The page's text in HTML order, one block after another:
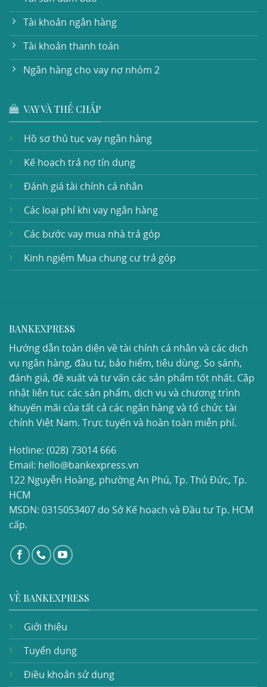
Tài khoản ngân hàng
Tài khoản thanh toán
Ngân hàng cho vay nợ nhóm 2
VAY VÀ THẾ CHẤP
Hồ sơ thủ tục vay ngân hàng
Kế hoạch trả nợ tín dụng
Đánh giá tài chính cá nhân
Các loại phí khi vay ngân hàng
Các bước vay mua nhà trả góp
Kinh ngiệm Mua chung cư trả góp
BANKEXPRESS
Hướng dẫn toàn diện về tài chính cá nhân và các dịch
vụ ngân hàng, đầu tư, bảo hiểm, tiêu dùng. So sánh,
đánh giá, đề xuất và tư vấn các sản phẩm tốt nhất. Cập
nhật liên tục các sản phẩm, dịch vụ và chương trình
khuyến mãi của tất cả các ngân hàng và tổ chức tài
chính Việt Nam. Trực tuyến và hoàn toàn miễn phí.
Hotline: (028) 73014 666
Email: hello@bankexpress.vn
122 Nguyễn Hoàng, phường An Phú, Tp. Thủ Đức, Tp.
HCM
MSDN: 0315053407 do Sở Kế hoạch và Đầu tư Tp. HCM
cấp.
VỀ BANKEXPRESS
Giới thiệu
Tuyển dụng
Điều khoản sử dụng